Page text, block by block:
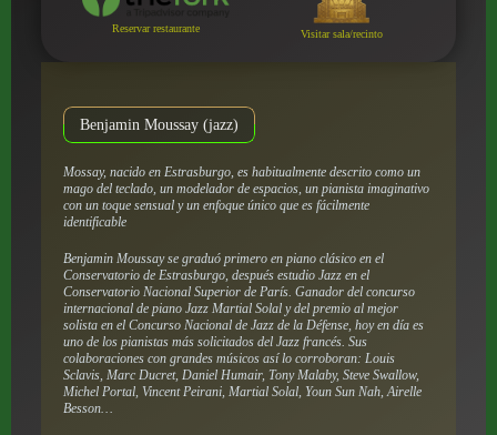
Reservar restaurante Visitar sala/recinto
Benjamin Moussay (jazz)
Mossay, nacido en Estrasburgo, es habitualmente descrito como un
mago del teclado, un modelador de espacios, un pianista imaginativo
con un toque sensual y un enfoque único que es fácilmente
identificable
Benjamin Moussay se graduó primero en piano clásico en el
Conservatorio de Estrasburgo, después estudio Jazz en el
Conservatorio Nacional Superior de París. Ganador del concurso
internacional de piano Jazz Martial Solal y del premio al mejor
solista en el Concurso Nacional de Jazz de la Défense, hoy en día es
uno de los pianistas más solicitados del Jazz francés. Sus
colaboraciones con grandes músicos así lo corroboran: Louis
Sclavis, Marc Ducret, Daniel Humair, Tony Malaby, Steve Swallow,
Michel Portal, Vincent Peirani, Martial Solal, Youn Sun Nah, Airelle
Besson…